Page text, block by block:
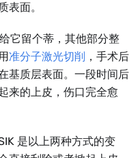
表面。
它留个蒂，其他部分整
准分子激光切削 ，手术后
基质层表面。一段时间后
来的上皮，伤口完全愈
是以上两种方式的变